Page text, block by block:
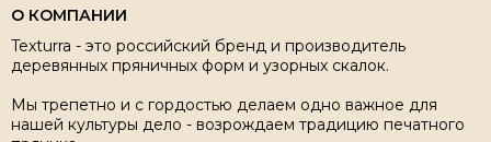
О КОМПАНИИ
Texturra - это российский бренд и производитель
деревянных пряничных форм и узорных скалок.
Мы трепетно и с гордостью делаем одно важное для
нашей культуры дело - возрождаем традицию печатного